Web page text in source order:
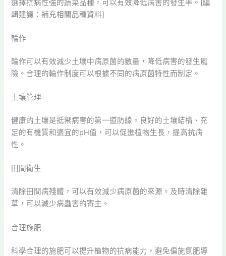
選擇抗病性強的蔬菜品種，可以有效降低病害的發生率。[編
輯建議：補充相關品種資料]
輪作
輪作可以有效減少土壤中病原菌的數量，降低病害的發生風
險。合理的輪作制度可以根據不同的病原菌特性而制定。
土壤管理
健康的土壤是抵禦病害的第一道防線。良好的土壤結構、充
足的有機質和適宜的pH值，可以促進植物生長，提高抗病
性。
田間衛生
清除田間病殘體，可以有效減少病原菌的來源。及時清除雜
草，可以減少病蟲害的寄主。
合理施肥
科學合理的施肥可以提升植物的抗病能力，避免偏施氮肥導